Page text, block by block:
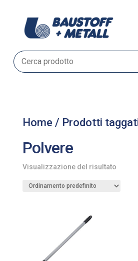
Home / Prodotti
Polvere
Visualizzazione del risultato